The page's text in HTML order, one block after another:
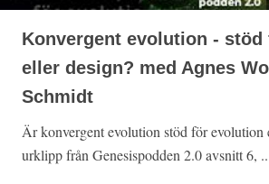
Konvergent evolution -
eller design? med Agnes
Schmidt
Är konvergent evolution stöd för evolution
urklipp från Genesispodden 2.0 avsnitt 6,